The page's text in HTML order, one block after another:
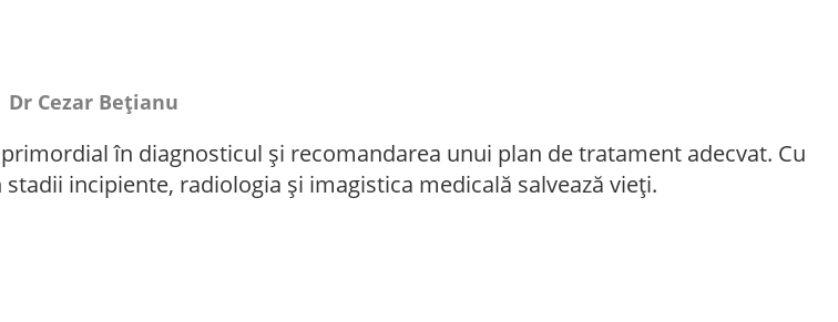
Dr Cezar Bețianu
în diagnosticul și recomandarea unui plan de tratament adecvat. Cu
incipiente, radiologia și imagistica medicală salvează vieți.